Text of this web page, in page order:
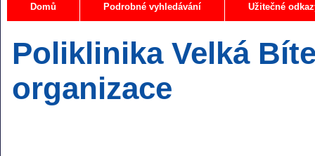
Domů Podrobné vyhledávání Užitečné
Poliklinika Velká
organizace